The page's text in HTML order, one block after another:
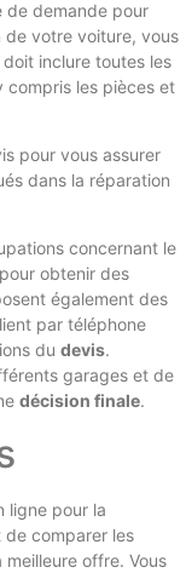
de demande pour
de votre voiture, vous
inclure toutes les
compris les pièces et
pour vous assurer
dans la réparation
concernant le
obtenir des
également des
par téléphone
du devis.
garages et de
décision finale.
ligne pour la
comparer les
offre. Vous